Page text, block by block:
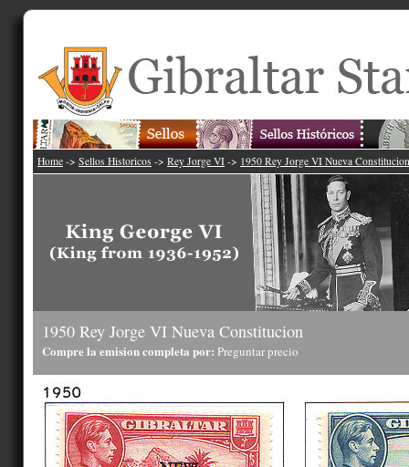
Home -> Sellos Historicos -> Rey Jorge VI -> 1950 Rey Jorge VI Nueva Constitucion
1950 Rey Jorge VI Nueva Constitucion
Compre la emision completa por: Preguntar precio